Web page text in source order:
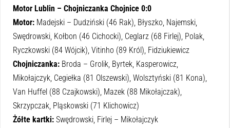
Motor Lublin – Chojniczanka Chojnice 0:0
Motor: Madejski – Dudziński (46 Rak), Błyszko, Najemski,
Swędrowski, Kołbon (46 Cichocki), Ceglarz (68 Firlej), Polak,
Ryczkowski (84 Wójcik), Vitinho (89 Król), Fidziukiewicz
Chojniczanka: Broda – Grolik, Byrtek, Kasperowicz,
Mikołajczyk, Cegiełka (81 Olszewski), Wolsztyński (81 Kona),
Van Huffel (88 Czajkowski), Mazek (88 Mikołajczak),
Skrzypczak, Pląskowski (71 Klichowicz)
Żółte kartki: Swędrowski, Firlej – Mikołajczyk